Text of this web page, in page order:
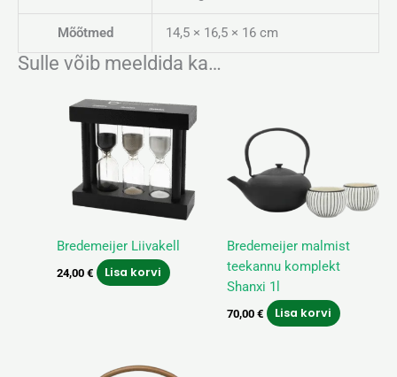
Mõõtmed 14,5 × 16,5 × 16 cm
Sulle võib meeldida ka…
Bredemeijer Liivakell
24,00 € Lisa korvi
Bredemeijer malmist
teekannu komplekt
Shanxi 1l
70,00 € Lisa korvi